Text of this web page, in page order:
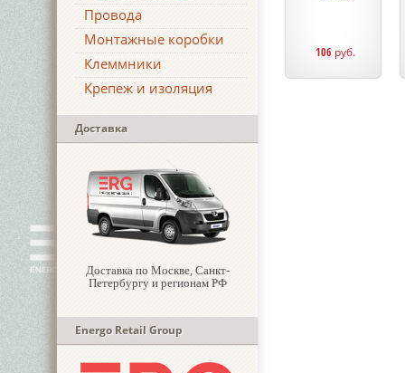
Провода
Монтажные коробки
Клеммники
Крепеж и изоляция
Доставка
Доставка по Москве, Санкт-
Петербургу и регионам РФ
Energo Retail Group
106 руб.